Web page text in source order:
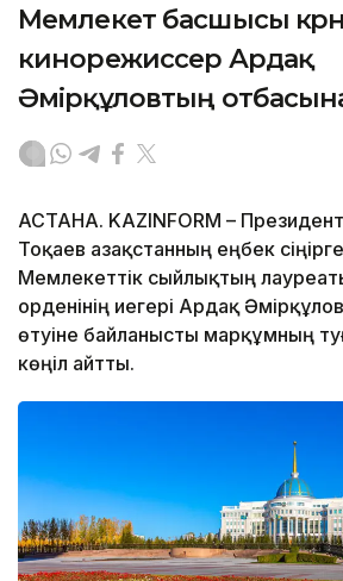
Мемлекет басшысы
кинорежиссер Ардақ
Әмірқұловтың отбасына
АСТАНА. KAZINFORM –
Тоқаев Қазақстанның еңбек
Мемлекеттік сыйлықтың
орденінің иегері Ардақ
өтуіне байланысты марқұмның
көңіл айтты.